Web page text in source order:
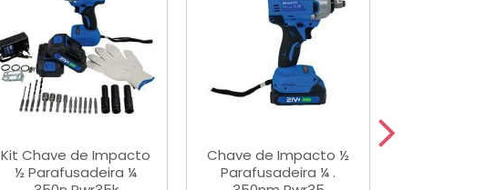
Kit Chave de Impacto
½ Parafusadeira ¼
Chave de Impacto ½
Parafusadeira ¼ .